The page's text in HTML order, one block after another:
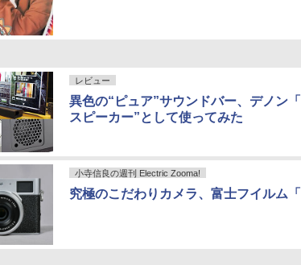
レビュー
異色の“ピュア”サウンドバー、デノン
スピーカー”として使ってみた
小寺信良の週刊 Electric Zooma!
究極のこだわりカメラ、富士フイルム